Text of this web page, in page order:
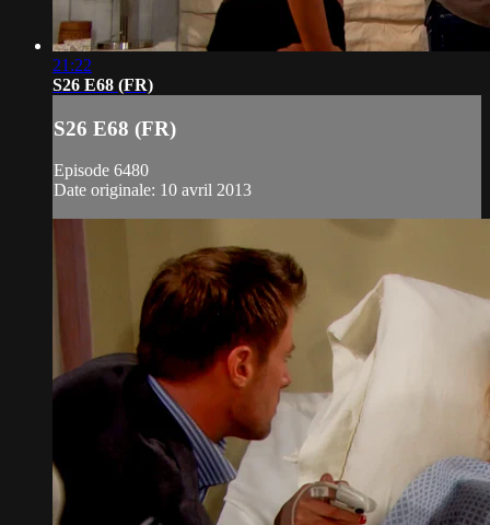
21:22
S26 E68 (FR)
S26 E68 (FR)
Episode 6480
Date originale: 10 avril 2013